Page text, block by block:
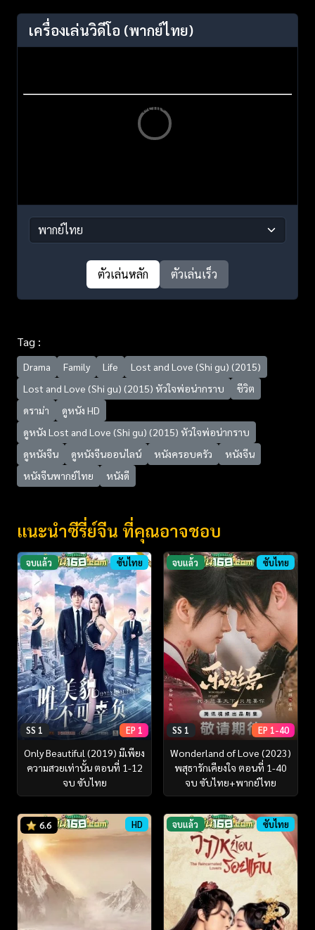
เครื่องเล่นวิดีโอ (พากย์ไทย)
ตัวเล่นหลัก ตัวเล่นเร็ว
Tag :
Drama Family Life
Lost and Love (Shi gu) (2015)
Lost and Love (Shi gu) (2015) หัวใจพ่อน่ากราบ
ชีวิต
ดราม่า
ดูหนัง HD
ดูหนัง Lost and Love (Shi gu) (2015) หัวใจพ่อน่ากราบ
ดูหนังจีน
ดูหนังจีนออนไลน์ หนังครอบครัว
หนังจีน
หนังจีนพากย์ไทย
หนังดี
แนะนำซีรี่ย์จีน ที่คุณอาจชอบ
จบแล้ว ซับไทย
SS 1 EP 1
Only Beautiful (2019) มีเพียง
ความสวยเท่านั้น ตอนที่ 1-12
จบ ซับไทย
จบแล้ว ซับไทย
SS 1 EP 1-40
Wonderland of Love (2023)
พสุธารักเคียงใจ ตอนที่ 1-40
จบ ซับไทย+พากย์ไทย
6.6 HD จบแล้ว ซับไทย